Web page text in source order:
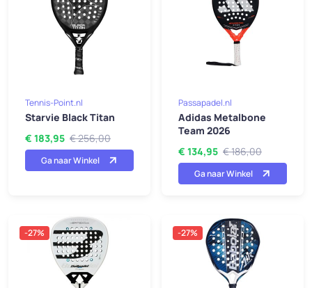
Tennis-Point.nl
Starvie Black Titan
€ 183,95 € 256,00
Ga naar Winkel
Passapadel.nl
Adidas Metalbone
Team 2026
€ 134,95 € 186,00
Ga naar Winkel
-27% -27%